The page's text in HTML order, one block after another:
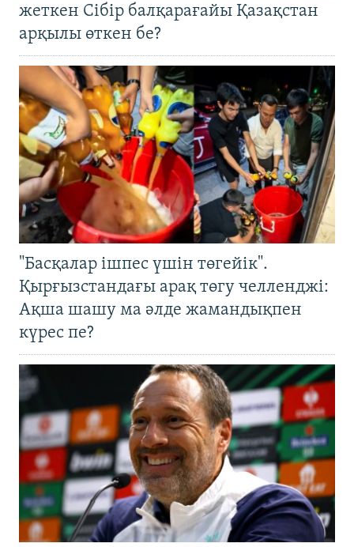
жеткен Сібір балқарағайы Қазақстан
арқылы өткен бе?
"Басқалар ішпес үшін төгейік".
Қырғызстандағы арақ төгу челленджі:
Ақша шашу ма әлде жамандықпен
күрес пе?